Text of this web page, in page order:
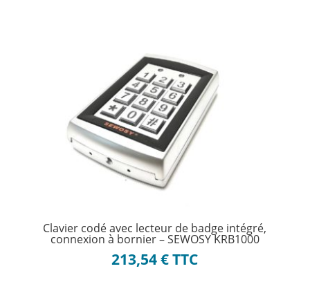
Clavier codé avec lecteur de badge intégré,
connexion à bornier – SEWOSY KRB1000
213,54€TTC